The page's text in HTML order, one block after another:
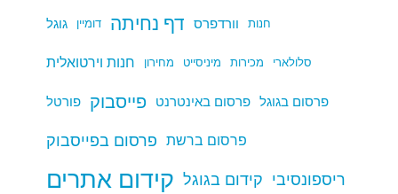
גוגל דומיין דף נחיתה וורדפרס חנות
חנות וירטואלית מחירון מיניסייט מכירות סלולארי
פורטל פייסבוק פרסום באינטרנט פרסום בגוגל
פרסום בפייסבוק פרסום ברשת
קידום אתרים קידום בגוגל ריספונסיבי